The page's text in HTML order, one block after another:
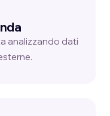
analizzando dati